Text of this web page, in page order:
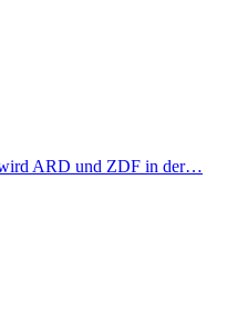
ARD und ZDF in der…